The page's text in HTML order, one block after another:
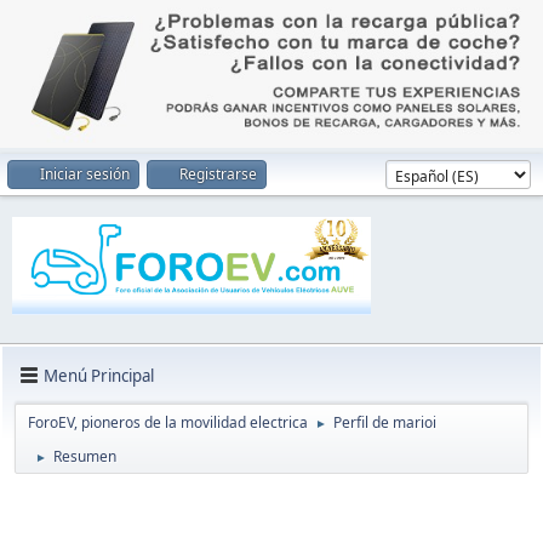
Iniciar sesión Registrarse
Menú Principal
ForoEV, pioneros de la movilidad electrica ► Perfil de marioi
► Resumen